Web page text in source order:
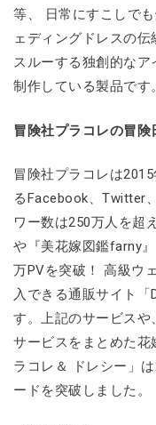
等、 日常にすこしで
ェディングドレスの
スルーする独創的な
制作している製品です。
冒険社プラコレの冒険
冒険社プラコレは
るFacebook、Twitter
ワー数は250万人を超
や『美花嫁図鑑farny
万PVを突破！ 高級ウ
入できる通販サイト「
す。上記のサービス
サービスをまとめた花
ラコレ＆ ドレシー」
ードを突破しました。